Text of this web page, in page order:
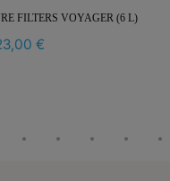
FILTERS VOYAGER (6 L)
€